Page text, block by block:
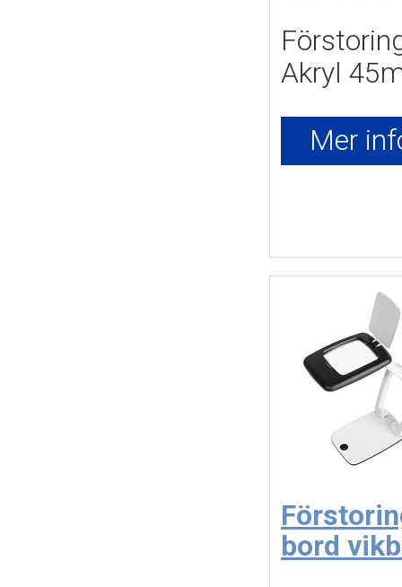
Akryl
Mer
bord